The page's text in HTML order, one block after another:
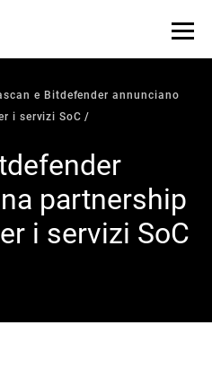
e Bitdefender annunciano
i servizi SoC
partnership
i servizi SoC